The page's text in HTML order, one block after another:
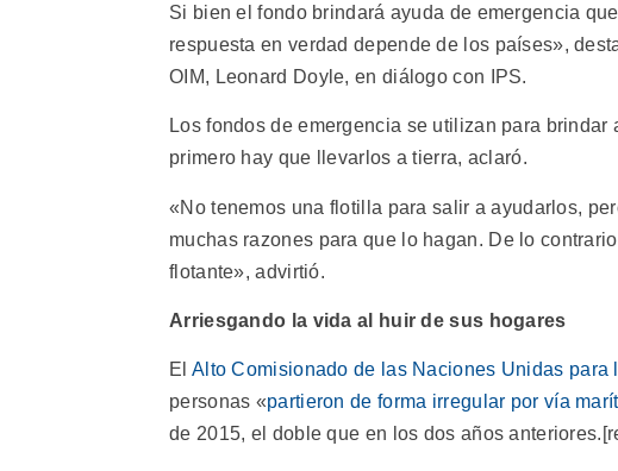
Si bien el fondo brindará ayuda de emergencia
respuesta en verdad depende de los países»,
OIM, Leonard Doyle, en diálogo con IPS.
Los fondos de emergencia se utilizan para
primero hay que llevarlos a tierra, aclaró.
«No tenemos una flotilla para salir a ayudarlos,
muchas razones para que lo hagan. De lo
flotante», advirtió.
Arriesgando la vida al huir de sus hogares
El Alto Comisionado de las Naciones Unidas para
personas «partieron de forma irregular por vía
de 2015, el doble que en los dos años